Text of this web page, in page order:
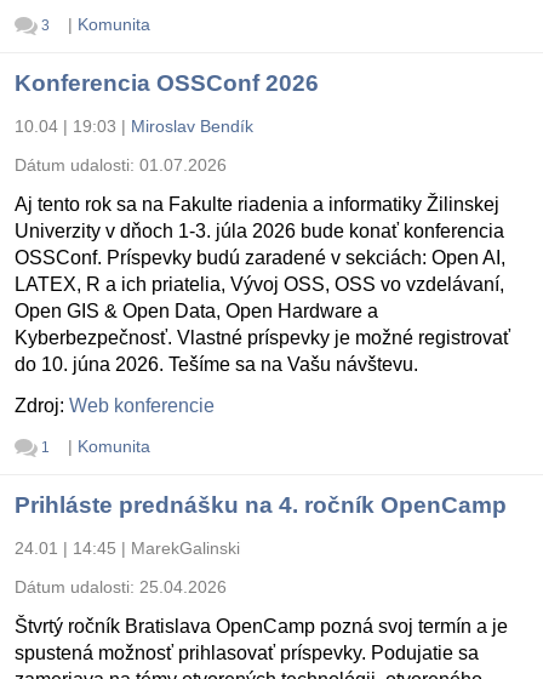
3 | Komunita
Konferencia OSSConf 2026
10.04 | 19:03 | Miroslav Bendík
Dátum udalosti: 01.07.2026
Aj tento rok sa na Fakulte riadenia a informatiky Žilinskej
Univerzity v dňoch 1-3. júla 2026 bude konať konferencia
OSSConf. Príspevky budú zaradené v sekciách: Open AI,
LATEX, R a ich priatelia, Vývoj OSS, OSS vo vzdelávaní,
Open GIS & Open Data, Open Hardware a
Kyberbezpečnosť. Vlastné príspevky je možné registrovať
do 10. júna 2026. Tešíme sa na Vašu návštevu.
Zdroj: Web konferencie
1 | Komunita
Prihláste prednášku na 4. ročník OpenCamp
24.01 | 14:45 | MarekGalinski
Dátum udalosti: 25.04.2026
Štvrtý ročník Bratislava OpenCamp pozná svoj termín a je
spustená možnosť prihlasovať príspevky. Podujatie sa